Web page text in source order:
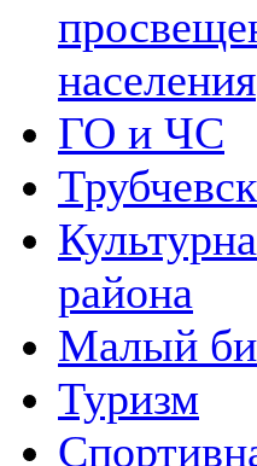
населения
ГО и ЧС
района
Малый
Туризм